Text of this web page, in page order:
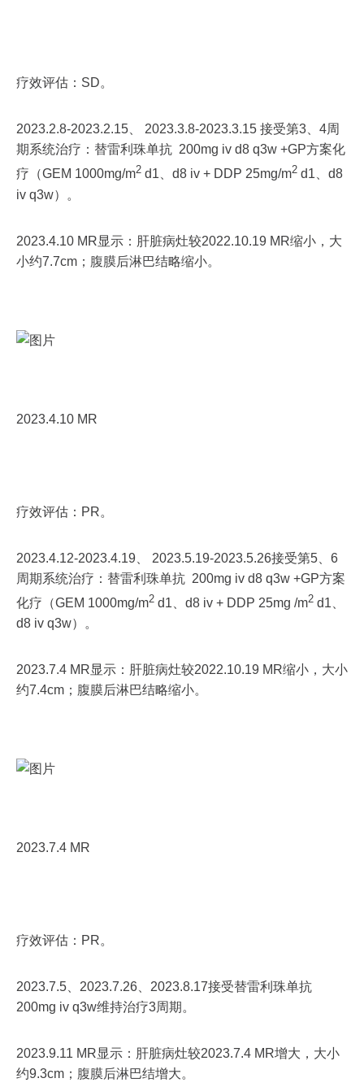
疗效评估：SD。
2023.2.8-2023.2.15、 2023.3.8-2023.3.15 接受第3、4周
期系统治疗：替雷利珠单抗 200mg iv d8 q3w +GP方案化
疗（GEM 1000mg/m2 d1、d8 iv + DDP 25mg/m2 d1、d8
iv q3w）。
2023.4.10 MR显示：肝脏病灶较2022.10.19 MR缩小，大
小约7.7cm；腹膜后淋巴结略缩小。
2023.4.10 MR
疗效评估：PR。
2023.4.12-2023.4.19、 2023.5.19-2023.5.26接受第5、6
周期系统治疗：替雷利珠单抗 200mg iv d8 q3w +GP方案
化疗（GEM 1000mg/m2 d1、d8 iv + DDP 25mg /m2 d1、
d8 iv q3w）。
2023.7.4 MR显示：肝脏病灶较2022.10.19 MR缩小，大小
约7.4cm；腹膜后淋巴结略缩小。
2023.7.4 MR
疗效评估：PR。
2023.7.5、2023.7.26、2023.8.17接受替雷利珠单抗
200mg iv q3w维持治疗3周期。
2023.9.11 MR显示：肝脏病灶较2023.7.4 MR增大，大小
约9.3cm；腹膜后淋巴结增大。